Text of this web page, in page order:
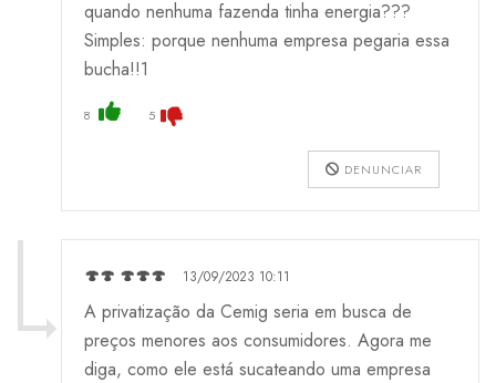
quando nenhuma fazenda tinha energia???
Simples: porque nenhuma empresa pegaria essa
bucha!!1
8 5
DENUNCIAR
🍄🍄 🍄🍄🍄 13/09/2023 10:11
A privatização da Cemig seria em busca de
preços menores aos consumidores. Agora me
diga, como ele está sucateando uma empresa